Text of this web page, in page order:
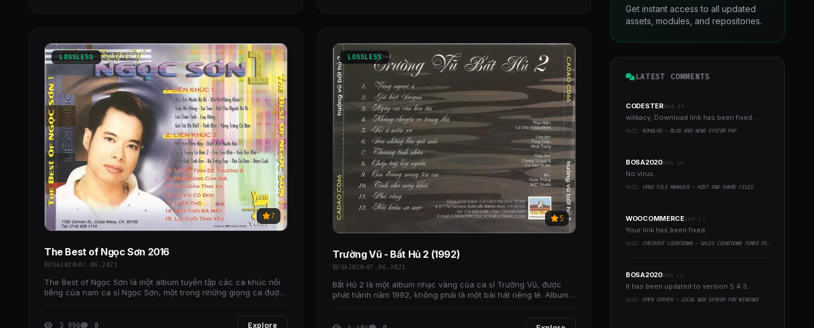
LOSSLESS
7
The Best of Ngọc Sơn 2016
BOSA2020 07.06.2021
The Best of Ngọc Sơn là một album tuyển tập các ca khúc nổi
tiếng của nam ca sĩ Ngọc Sơn, một trong những giọng ca được
3 996 0 Explore
LOSSLESS
5
Trường Vũ - Bất Hủ 2 (1992)
BOSA2020 07.06.2021
Bất Hủ 2 là một album nhạc vàng của ca sĩ Trường Vũ, được
phát hành năm 1992, không phải là một bài hát riêng lẻ. Album
Get instant access to all updated
assets, modules, and repositories.
LATEST COMMENTS
CODESTERMAR 29
witkacy, Download link has been fixed...
YAZI: NZHBLOG - BLOG AND NEWS SYSTEM PHP
BOSA2020AUG 16
No virus..
YAZI: VENO FILE MANAGER - HOST AND SHARE FILES
WOOCOMMERCESEP 27
Your link has been fixed...
YAZI: CHECKOUT COUNTDOWN - SALES COUNTDOWN TIMER FOR WOOCOMMERCE AND WORDPRESS
BOSA2020AUG 23
It has been updated to version 5.4.3..
YAZI: OPEN SERVER - LOCAL WEB SERVER FOR WINDOWS